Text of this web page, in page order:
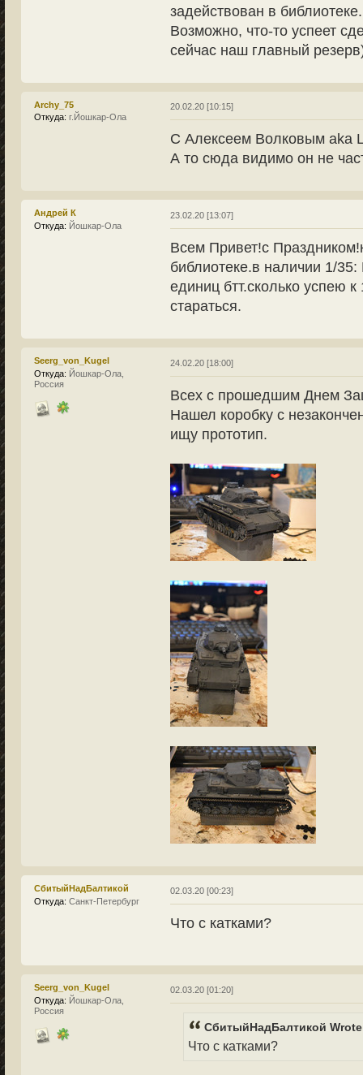
задействован в
Возможно, что-то успеет
сейчас наш главный
Archy_75
Откуда: г.Йошкар-Ола
20.02.20 [10:15]
С Алексеем Волковым aka
А то сюда видимо он не
Андрей К
Откуда: Йошкар-Ола
23.02.20 [13:07]
Всем Привет!с
библиотеке.в наличии 1/
единиц бтт.сколько успею
стараться.
Seerg_von_Kugel
Откуда: Йошкар-Ола,
Россия
24.02.20 [18:00]
Всех с прошедшим Днем
Нашел коробку с
ищу прототип.
СбитыйНадБалтикой
Откуда: Санкт-Петербург
02.03.20 [00:23]
Что с катками?
Seerg_von_Kugel
Откуда: Йошкар-Ола,
Россия
02.03.20 [01:20]
СбитыйНадБалтикой
Что с катками?